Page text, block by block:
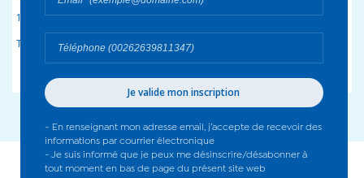
13, rue Bory Saint-Vincent - Bd Bank97410 Saint-Pierre
Tél : 0262 57 98 27Email :cecibase@cg974.fr